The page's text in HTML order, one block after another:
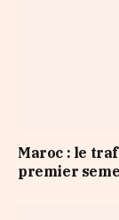
Maroc : le
premier